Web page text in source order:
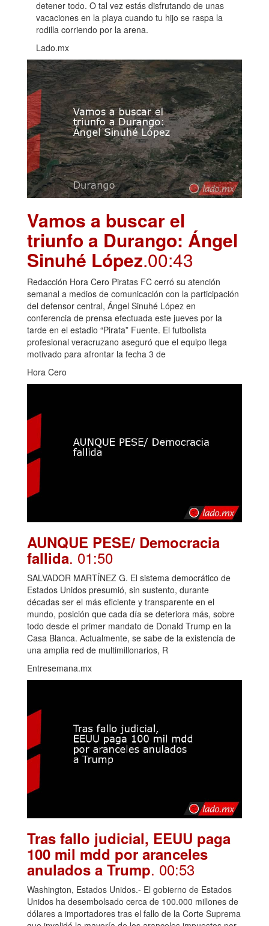
detener todo. O tal vez estás disfrutando de unas
vacaciones en la playa cuando tu hijo se raspa la
rodilla corriendo por la arena.
Lado.mx
Vamos a buscar el
triunfo a Durango: Ángel
Sinuhé López.00:43
Redacción Hora Cero Piratas FC cerró su atención
semanal a medios de comunicación con la participación
del defensor central, Ángel Sinuhé López en
conferencia de prensa efectuada este jueves por la
tarde en el estadio “Pirata” Fuente. El futbolista
profesional veracruzano aseguró que el equipo llega
motivado para afrontar la fecha 3 de
Hora Cero
AUNQUE PESE/ Democracia
fallida. 01:50
SALVADOR MARTÍNEZ G. El sistema democrático de
Estados Unidos presumió, sin sustento, durante
décadas ser el más eficiente y transparente en el
mundo, posición que cada día se deteriora más, sobre
todo desde el primer mandato de Donald Trump en la
Casa Blanca. Actualmente, se sabe de la existencia de
una amplia red de multimillonarios, R
Entresemana.mx
Tras fallo judicial, EEUU paga
100 mil mdd por aranceles
anulados a Trump. 00:53
Washington, Estados Unidos.- El gobierno de Estados
Unidos ha desembolsado cerca de 100.000 millones de
dólares a importadores tras el fallo de la Corte Suprema